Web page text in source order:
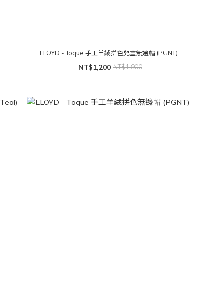
LLOYD - Toque 手工羊絨拼色兒童無邊帽 (PGNT)
NT$1,200 NT$1,900